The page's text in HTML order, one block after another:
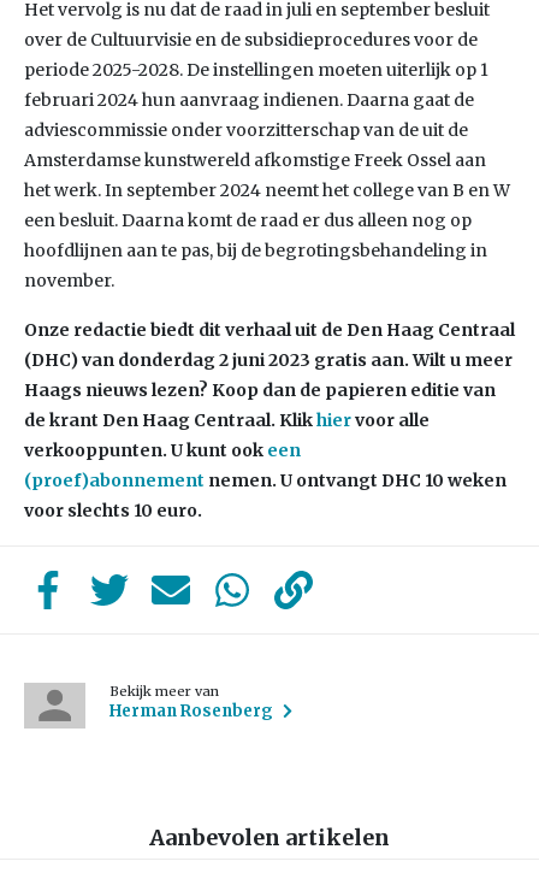
Het vervolg is nu dat de raad in juli en september besluit
over de Cultuurvisie en de subsidieprocedures voor de
periode 2025-2028. De instellingen moeten uiterlijk op 1
februari 2024 hun aanvraag indienen. Daarna gaat de
adviescommissie onder voorzitterschap van de uit de
Amsterdamse kunstwereld afkomstige Freek Ossel aan
het werk. In september 2024 neemt het college van B en W
een besluit. Daarna komt de raad er dus alleen nog op
hoofdlijnen aan te pas, bij de begrotingsbehandeling in
november.
Onze redactie biedt dit verhaal uit de Den Haag Centraal
(DHC) van donderdag 2 juni 2023 gratis aan. Wilt u meer
Haags nieuws lezen? Koop dan de papieren editie van
de krant Den Haag Centraal. Klikhiervoor alle
verkooppunten. U kunt ook een
(proef)abonnement nemen. U ontvangt DHC 10 weken
voor slechts 10 euro.
Bekijk meer van
Herman Rosenberg
Aanbevolen artikelen